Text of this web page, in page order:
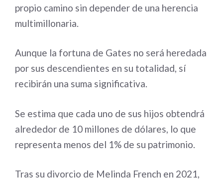
propio camino sin depender de una herencia
multimillonaria.
Aunque la fortuna de Gates no será heredada
por sus descendientes en su totalidad, sí
recibirán una suma significativa.
Se estima que cada uno de sus hijos obtendrá
alrededor de 10 millones de dólares, lo que
representa menos del 1% de su patrimonio.
Tras su divorcio de Melinda French en 2021,